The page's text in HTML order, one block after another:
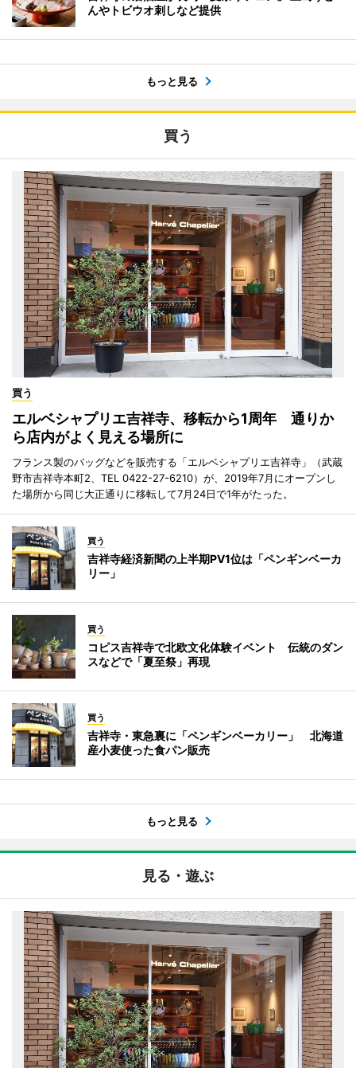
んやトビウオ刺しなど提供
もっと見る
買う
買う
エルベシャプリエ吉祥寺、移転から1周年 通りか
ら店内がよく見える場所に
フランス製のバッグなどを販売する「エルベシャプリエ吉祥寺」（武蔵
野市吉祥寺本町2、TEL 0422-27-6210）が、2019年7月にオープンし
た場所から同じ大正通りに移転して7月24日で1年がたった。
買う
吉祥寺経済新聞の上半期PV1位は「ペンギンベーカ
リー」
買う
コピス吉祥寺で北欧文化体験イベント 伝統のダン
スなどで「夏至祭」再現
買う
吉祥寺・東急裏に「ペンギンベーカリー」 北海道
産小麦使った食パン販売
もっと見る
見る・遊ぶ